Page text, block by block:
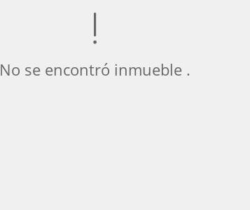
No se encontró inmueble .